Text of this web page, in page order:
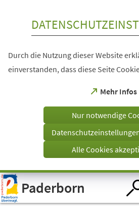
Visuelle
Assistenzsoftware
öffnen.
Durch die Nutzung dieser Website
einverstanden, dass diese Seite
Mehr Infos
(Öffnet
einem
Tab)
Nur notwendige
Alle Cookies
Paderborn